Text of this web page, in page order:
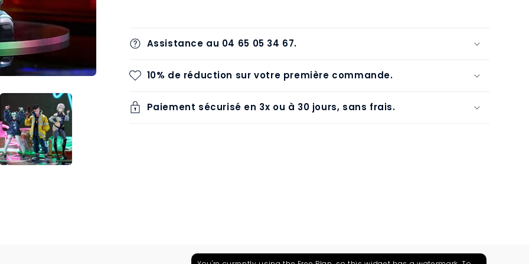
Assistance au 04 65 05 34 67.
10% de réduction sur votre première commande.
Paiement sécurisé en 3x ou à 30 jours, sans frais.